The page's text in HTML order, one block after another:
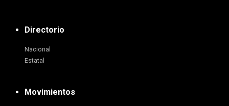
Directorio
Nacional
Estatal
Movimientos